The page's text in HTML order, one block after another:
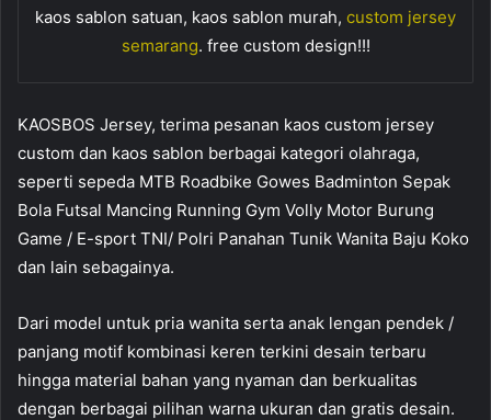
kaos sablon satuan, kaos sablon murah, custom jersey
semarang. free custom design!!!
KAOSBOS Jersey, terima pesanan kaos custom jersey
custom dan kaos sablon berbagai kategori olahraga,
seperti sepeda MTB Roadbike Gowes Badminton Sepak
Bola Futsal Mancing Running Gym Volly Motor Burung
Game / E-sport TNI/ Polri Panahan Tunik Wanita Baju Koko
dan lain sebagainya.
Dari model untuk pria wanita serta anak lengan pendek /
panjang motif kombinasi keren terkini desain terbaru
hingga material bahan yang nyaman dan berkualitas
dengan berbagai pilihan warna ukuran dan gratis desain.